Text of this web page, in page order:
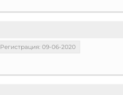
Регистрация: 09-06-2020